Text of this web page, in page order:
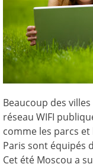
Beaucoup des
réseau WIFI
comme les parcs
Paris sont équipés
Cet été Moscou a